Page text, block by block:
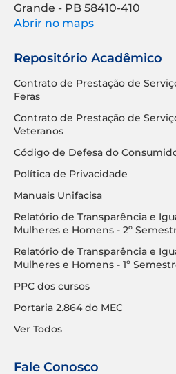
Grande - PB 58410-410
Abrir no maps
Repositório Acadêmico
Contrato de Prestação de
Feras
Contrato de Prestação de
Veteranos
Código de Defesa do
Política de Privacidade
Manuais Unifacisa
Relatório de Transparência e
Mulheres e Homens - 2º
Relatório de Transparência e
Mulheres e Homens - 1º
PPC dos cursos
Portaria 2.864 do MEC
Ver Todos
Fale Conosco